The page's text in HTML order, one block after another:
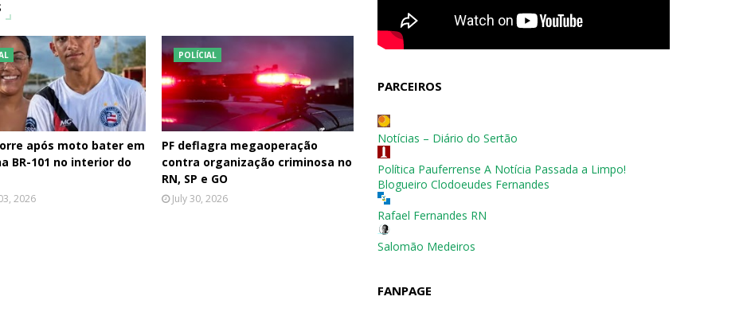
após moto bater em
BR-101 no interior do
2026
POLÍCIAL
PF deflagra megaoperação
contra organização criminosa no
RN, SP e GO
July 30, 2026
PARCEIROS
Notícias – Diário do Sertão
Política Pauferrense A Notícia Passada a Limpo!
Blogueiro Clodoeudes Fernandes
Rafael Fernandes RN
Salomão Medeiros
FANPAGE